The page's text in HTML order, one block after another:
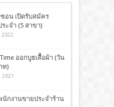
ซอน เปิดรับสมัคร
ะจำ (5 สาขา)
ออกบูธเสื้อผ้า (วัน
ท)
กงานขายประจำร้าน